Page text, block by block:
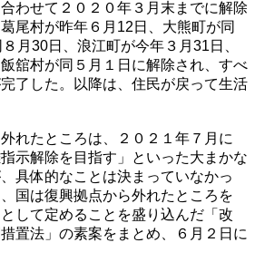
わせて２０２０年３月末までに解除
尾村が昨年６月12日、大熊町が同
月30日、浪江町が今年３月31日、
舘村が同５月１日に解除され、すべ
了した。以降は、住民が戻って生活
れたところは、２０２１年７月に
示解除を目指す」といった大まかな
具体的なことは決まっていなかっ
国は復興拠点から外れたところを
して定めることを盛り込んだ「改
置法」の素案をまとめ、６月２日に